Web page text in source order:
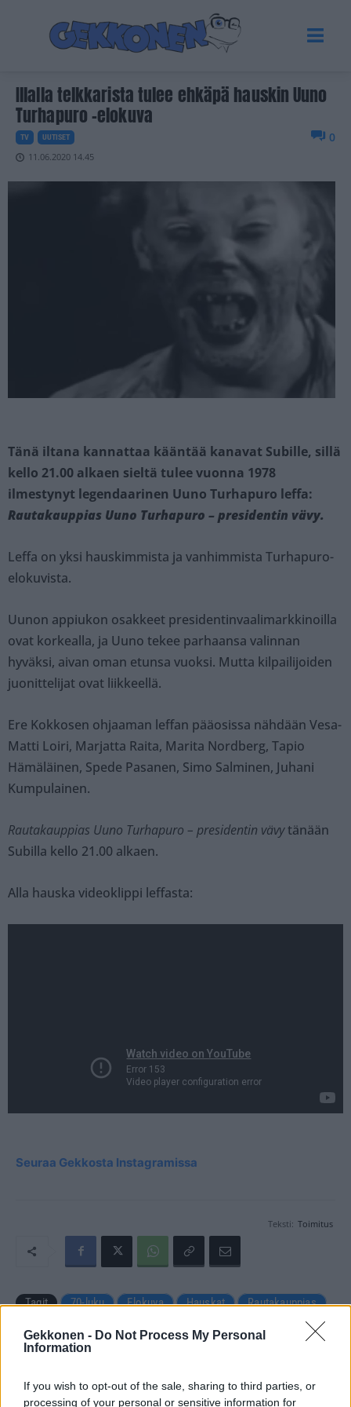
Gekkonen - Do Not Process My Personal
Information
If you wish to opt-out of the sale, sharing to third parties, or
processing of your personal or sensitive information for
Illalla telkkarista tulee ehkäpä hauskin Uuno
Turhapuro -elokuva
TV UUTISET
11.06.2020 14.45
0
Tänä iltana kannattaa kääntää kanavat Subille, sillä
kello 21.00 alkaen sieltä tulee vuonna 1978
ilmestynyt legendaarinen Uuno Turhapuro leffa:
Rautakauppias Uuno Turhapuro – presidentin vävy.
Leffa on yksi hauskimmista ja vanhimmista Turhapuro-
elokuvista.
Uunon appiukon osakkeet presidentinvaalimarkkinoilla
ovat korkealla, ja Uuno tekee parhaansa valinnan
hyväksi, aivan oman etunsa vuoksi. Mutta kilpailijoiden
juonittelijat ovat liikkeellä.
Ere Kokkosen ohjaaman leffan pääosissa nähdään Vesa-
Matti Loiri, Marjatta Raita, Marita Nordberg, Tapio
Hämäläinen, Spede Pasanen, Simo Salminen, Juhani
Kumpulainen.
Rautakauppias Uuno Turhapuro – presidentin vävytänään
Subilla kello 21.00 alkaen.
Alla hauska videoklippi leffasta:
Seuraa Gekkosta Instagramissa
Teksti: Toimitus
Tagit 70-luku Elokuva Hauskat
Rautakauppias
Suomi
Uuno Turhapuro Video